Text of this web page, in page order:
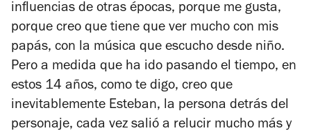
influencias de otras épocas, porque me gusta,
porque creo que tiene que ver mucho con mis
papás, con la música que escucho desde niño.
Pero a medida que ha ido pasando el tiempo, en
estos 14 años, como te digo, creo que
inevitablemente Esteban, la persona detrás del
personaje, cada vez salió a relucir mucho más y